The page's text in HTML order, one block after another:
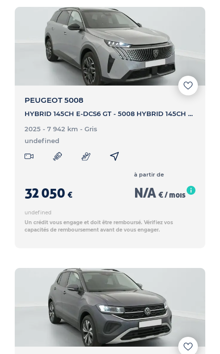
PEUGEOT 5008
HYBRID 145CH E-DCS6 GT - 5008 HYBRID 145CH E-DCS6 GT
2025 - 7 942 km - Gris
undefined
32 050 €
à partir de
N/A € / mois
undefined
Un crédit vous engage et doit être remboursé. Vérifiez vos
capacités de remboursement avant de vous engager.